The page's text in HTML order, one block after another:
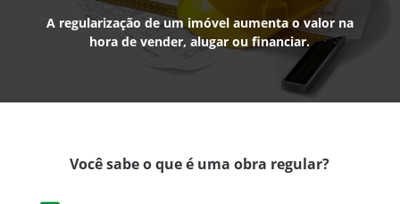
A regularização de um imóvel aumenta o valor na
hora de vender, alugar ou financiar.
Você sabe o que é uma obra regular?